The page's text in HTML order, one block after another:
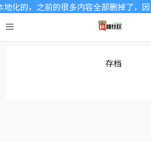
化的，之前的很多内容全部删掉了，
存档